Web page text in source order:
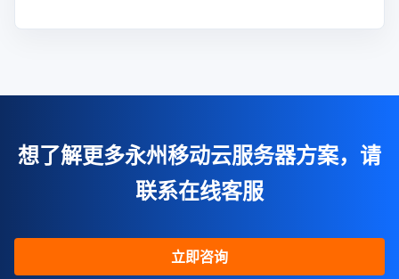
想了解更多永州移动云服务器方案，请
联系在线客服
立即咨询